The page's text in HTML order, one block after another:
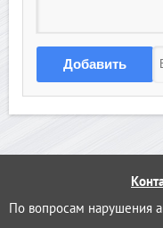
Добавить
По вопросам нарушения